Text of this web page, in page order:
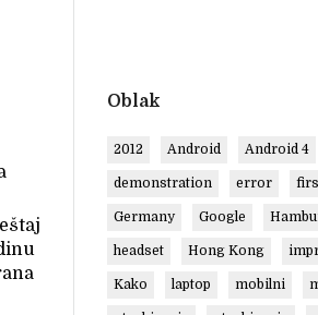
Oblak
2012 Android Android 4
demonstration error
Germany Google
headset Hong Kong
Kako laptop mobilni